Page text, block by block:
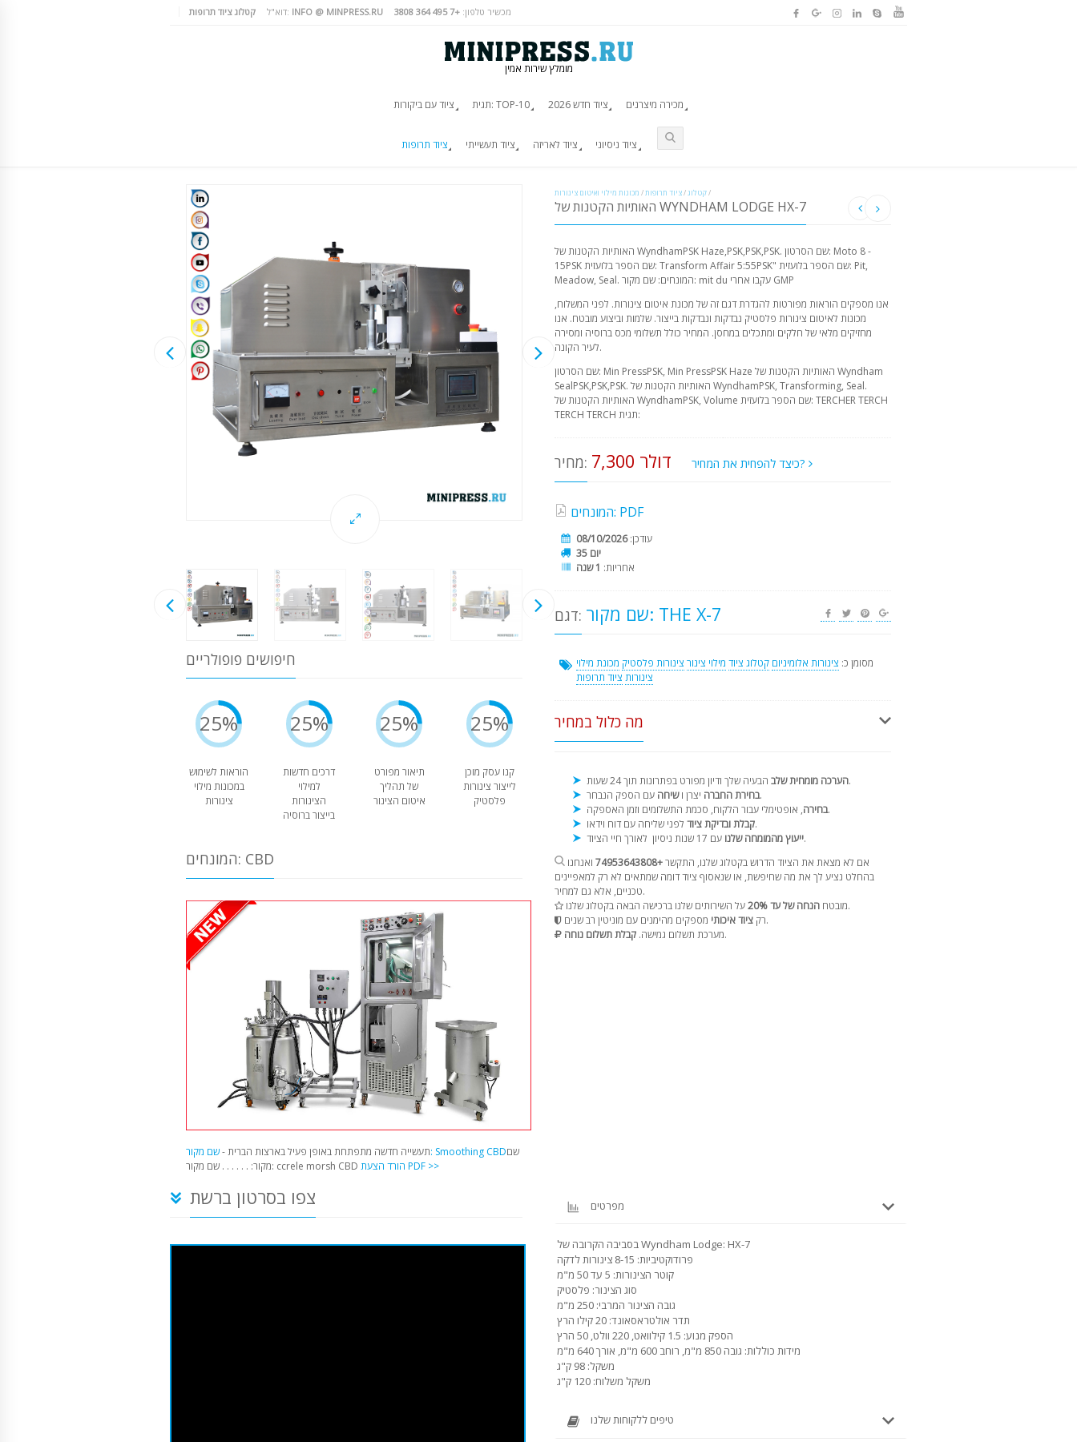
קטלוג ציוד תרופות דוא"ל: INFO @ MINPRESS.RU מכשיר טלפון: +7 495 364 3808
מומלץ שירות אמין
ציוד עם ביקורות תגית: TOP-10 ציוד חדש 2026 מכירה מיצרנים
ציוד תרופות ציוד תעשייתי ציוד לאריזה ציוד ניסיוני
חיפושים פופולריים
25%
הוראות לשימוש
במכונות מילוי
צינורות
25%
דרכים חדשות
למילוי
הצינורות
בייצור ברוסיה
25%
תיאור מפורט
של תהליך
איטום הצינור
25%
קנו עסק מוכן
לייצור צינורות
פלסטיק
המונחים: CBD
תעשייה חדשה מתפתחת באופן פעיל בארצות הברית -שם מקור: Smoothing CBDשם
מקור: . . . . . . שם מקור: ccrele morsh CBD
הורד הצעת PDF >>
קטלוג/ציוד תרופות/ מכונות מילוי ואיטום צינורות /
האותיות הקטנות של WYNDHAM LODGE HX-7
האותיות הקטנות של WyndhamPSK Haze,PSK,PSK,PSK. שם הסרטון: Moto 8 -
15PSK שם הספר בלועזית: Transform Affair 5:55PSK" שם הספר בלועזית: Pit,
Meadow, Seal. המונחים: שם מקור: mit du עקבו אחרי GMP
אנו מספקים הוראות מפורטות להגדרת דגם זה של מכונת איטום צינורות. לפני המשלוח,
מכונות לאיטום צינורות פלסטיק נבדקות ונבדקות בייצור. שלמות וביצוע מובטח. אנו
מחזיקים מלאי של חלקים ומתכלים במחסן. המחיר כולל תשלומי מכס ברוסיה ומסירה
לעיר הקונה.
שם הסרטון: Min PressPSK, Min PressPSK Haze האותיות הקטנות של Wyndham
SealPSK,PSK,PSK. האותיות הקטנות של WyndhamPSK, Transforming, Seal.
האותיות הקטנות של WyndhamPSK, Volume שם הספר בלועזית: TERCHER TERCH
TERCH TERCH תגית:
מחיר: 7,300 דולר כיצד להפחית את המחיר?
המונחים: PDF
עודכן:08/10/2026
35 יום
אחריות: 1 שנה
דגם: שם מקור: THE X-7
מסומן כ: צינורות אלומיניום קטלוג ציוד מילוי צינור צינורות פלסטיק מכונת מילוי
צינורות ציוד תרופות
מה כלול במחיר
הערכה מומחית שלבהבעיה שלך ודיון מפורט בפתרונות תוך 24 שעות.
בחירת החברה יצרן ושיחה
עם הספק הנבחר.
בחירה, אופטימלי עבור הלקוח, סכמת התשלומים וזמן האספקה.
קבלת ובדיקת ציודלפני שליחה עם דוח וידאו.
ייעוץ מהמומחה שלנו עם 17 שנות ניסיון
לאורך חיי הציוד.
אם לא מצאת את הציוד הדרוש בקטלוג שלנו, התקשר+74953643808
ואנחנו
בהחלט נציע לך את מה שחיפשת, או שנאסוף ציוד דומה שמתאים לא רק למאפיינים
טכניים, אלא גם למחיר.
מובטח הנחה של עד 20%
על השירותים שלנו ברכישה הבאה בקטלוג שלנו.
רק ציוד איכותי
מספקים מהימנים עם מוניטין רב שנים.
מערכת תשלום גמישה. קבלת תשלום נוחה .
צפו בסרטון ברשת מפרטים
בסביבה הקרובה של Wyndham Lodge: HX-7
פרודוקטיביות: 8-15 צינורות לדקה
קוטר הצינורות: 5 עד 50 מ"מ
סוג הצינור: פלסטיק
גובה הצינור המרבי: 250 מ"מ
תדר אולטראסאונד: 20 קילו הרץ
הספק מנוע: 1.5 קילוואט, 220 וולט, 50 הרץ
מידות כוללות: גובה 850 מ"מ, רוחב 600 מ"מ, אורך 640 מ"מ
משקל: 98 ק"ג
משקל משלוח: 120 ק"ג
טיפים ללקוחות שלנו